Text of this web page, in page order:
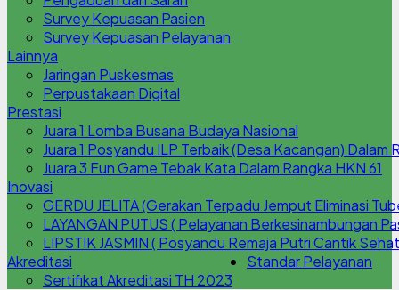
Survey Kepuasan Pasien
Survey Kepuasan Pelayanan
Lainnya
Jaringan Puskesmas
Perpustakaan Digital
Prestasi
Juara 1 Lomba Busana Budaya Nasional
Juara 1 Posyandu ILP Terbaik (Desa Kacangan) Dalam
Juara 3 Fun Game Tebak Kata Dalam Rangka HKN 61
Inovasi
GERDU JELITA (Gerakan Terpadu Jemput Eliminasi
LAYANGAN PUTUS ( Pelayanan Berkesinambungan
LIPSTIK JASMIN ( Posyandu Remaja Putri Cantik
Akreditasi
Sertifikat Akreditasi TH 2023
Standar Pelayanan